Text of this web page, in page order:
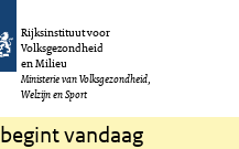
Rijksinstituut voor
Volksgezondheid
en Milieu
Ministerie van Volksgezondheid,
Welzijn en Sport
begint vandaag